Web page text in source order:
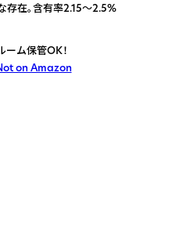
在。含有率2.15～2.5%
ーム保管OK！
on Amazon